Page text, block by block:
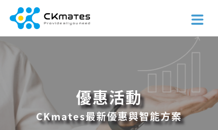
優惠活動
CKmates最新優惠與智能方案